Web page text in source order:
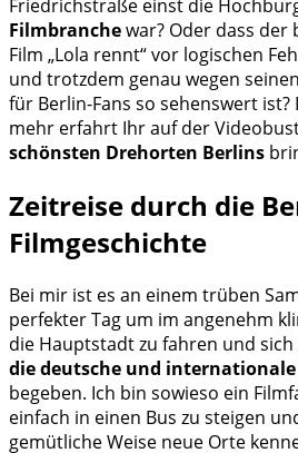
Friedrichstraße einst die
Filmbranchewar? Oder dass
Film „Lola rennt“ vor logischen
und trotzdem genau wegen
für Berlin-Fans so sehenswert ist?
mehr erfahrt Ihr auf der
schönsten Drehorten Berlins
Zeitreise durch die
Filmgeschichte
Bei mir ist es an einem trüben
perfekter Tag um im angenehm
die Hauptstadt zu fahren und
die deutsche und
begeben. Ich bin sowieso ein
einfach in einen Bus zu steigen
gemütliche Weise neue Orte